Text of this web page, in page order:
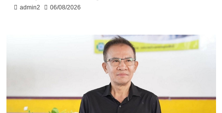
admin2 06/08/2026